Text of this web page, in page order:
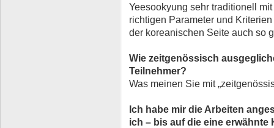
Yeesookyung sehr traditionell
richtigen Parameter und
der koreanischen Seite auch so
Wie zeitgenössisch
Teilnehmer?
Was meinen Sie mit
Ich habe mir die Arbeiten
ich – bis auf die eine